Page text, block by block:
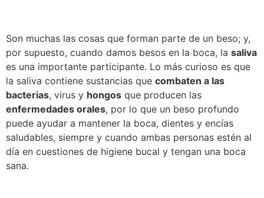
Son muchas las cosas que forman parte de un beso; y,
por supuesto, cuando damos besos en la boca, la saliva
es una importante participante. Lo más curioso es que
la saliva contiene sustancias que combaten a las
bacterias, virus y hongos que producen las
enfermedades orales, por lo que un beso profundo
puede ayudar a mantener la boca, dientes y encías
saludables, siempre y cuando ambas personas estén al
día en cuestiones de higiene bucal y tengan una boca
sana.